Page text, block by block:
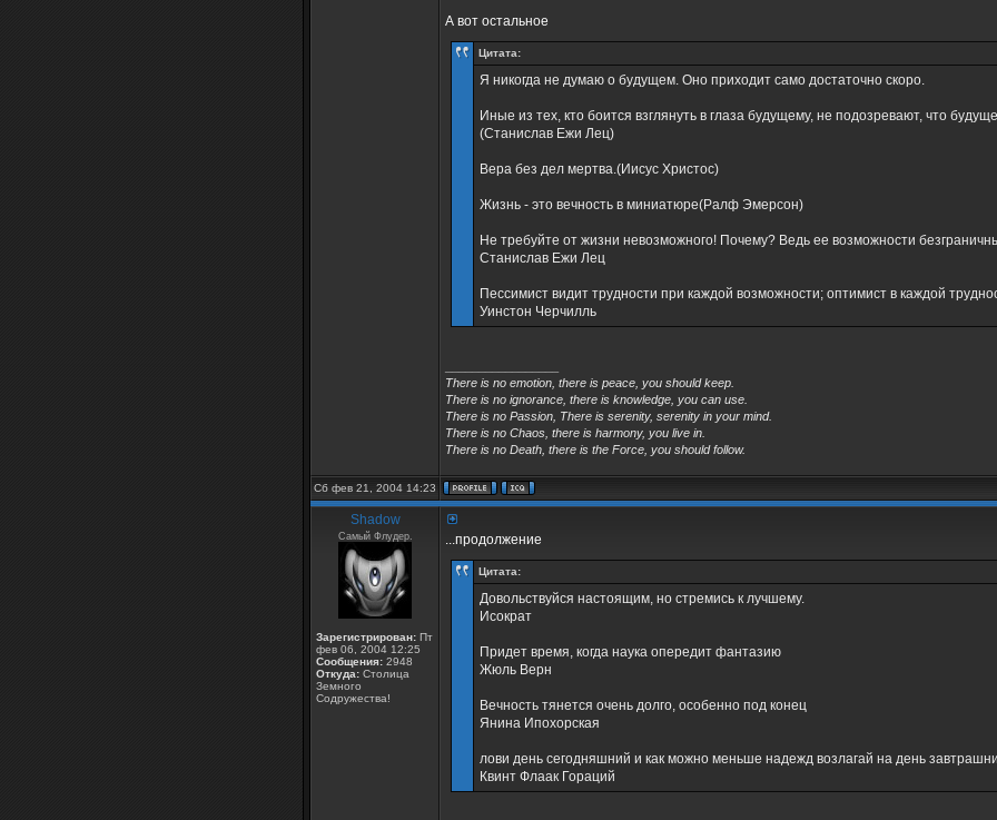
А вот остальное
Цитата:
Я никогда не думаю о будущем. Оно приходит само достаточно скоро.
Иные из тех, кто боится взглянуть в глаза будущему, не подозревают, что
(Станислав Ежи Лец)
Вера без дел мертва.(Иисус Христос)
Жизнь - это вечность в миниатюре(Ралф Эмерсон)
Не требуйте от жизни невозможного! Почему? Ведь ее возможности
Станислав Ежи Лец
Пессимист видит трудности при каждой возможности; оптимист в каждой
Уинстон Черчилль
There is no emotion, there is peace, you should keep.
There is no ignorance, there is knowledge, you can use.
There is no Passion, There is serenity, serenity in your mind.
There is no Chaos, there is harmony, you live in.
There is no Death, there is the Force, you should follow.
Сб фев 21, 2004 14:23
Shadow
Самый Флудер.
Зарегистрирован: Пт
фев 06, 2004 12:25
Сообщения: 2948
Откуда: Столица
Земного
Содружества!
...продолжение
Цитата:
Довольствуйся настоящим, но стремись к лучшему.
Исократ
Придет время, когда наука опередит фантазию
Жюль Верн
Вечность тянется очень долго, особенно под конец
Янина Ипохорская
лови день сегодняшний и как можно меньше надежд возлагай на день
Квинт Флаак Гораций